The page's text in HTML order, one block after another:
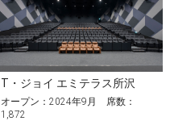
T・ジョイ エミテラス所沢
オープン：2024年9月 席数：
1,872